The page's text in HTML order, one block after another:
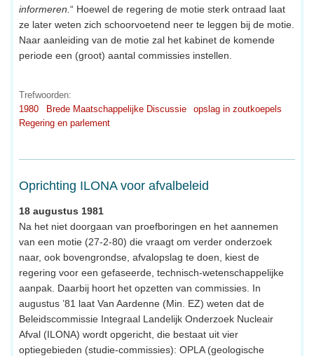
informeren. “ Hoewel de regering de motie sterk ontraad laat
ze later weten zich schoorvoetend neer te leggen bij de motie.
Naar aanleiding van de motie zal het kabinet de komende
periode een (groot) aantal commissies instellen.
Trefwoorden:
1980
Brede Maatschappelijke Discussie
opslag in zoutkoepels
Regering en parlement
Oprichting ILONA voor afvalbeleid
18 augustus 1981
Na het niet doorgaan van proefboringen en het aannemen
van een motie (27-2-80) die vraagt om verder onderzoek
naar, ook bovengrondse, afvalopslag te doen, kiest de
regering voor een gefaseerde, technisch-wetenschappelijke
aanpak. Daarbij hoort het opzetten van commissies. In
augustus ’81 laat Van Aardenne (Min. EZ) weten dat de
Beleidscommissie Integraal Landelijk Onderzoek Nucleair
Afval (ILONA) wordt opgericht, die bestaat uit vier
optiegebieden (studie-commissies): OPLA (geologische